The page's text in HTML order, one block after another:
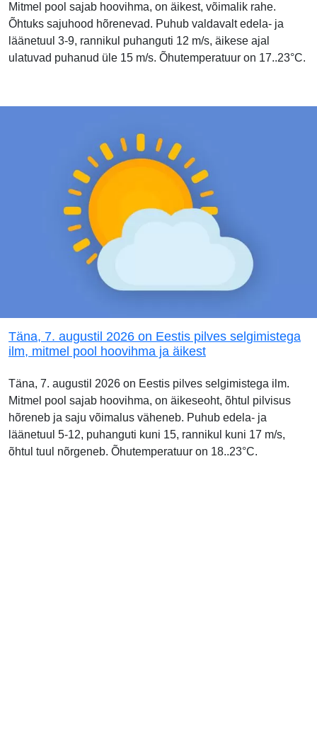
Mitmel pool sajab hoovihma, on äikest, võimalik rahe.
Õhtuks sajuhood hõrenevad. Puhub valdavalt edela- ja
läänetuul 3-9, rannikul puhanguti 12 m/s, äikese ajal
ulatuvad puhanud üle 15 m/s. Õhutemperatuur on 17..23°C.
Täna, 7. augustil 2026 on Eestis pilves selgimistega
ilm, mitmel pool hoovihma ja äikest
Täna, 7. augustil 2026 on Eestis pilves selgimistega ilm.
Mitmel pool sajab hoovihma, on äikeseoht, õhtul pilvisus
hõreneb ja saju võimalus väheneb. Puhub edela- ja
läänetuul 5-12, puhanguti kuni 15, rannikul kuni 17 m/s,
õhtul tuul nõrgeneb. Õhutemperatuur on 18..23°C.